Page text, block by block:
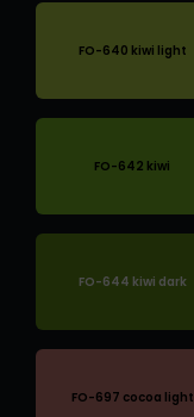
FO-640 kiwi light
FO-642 kiwi
FO-644 kiwi dark
FO-697 cocoa light